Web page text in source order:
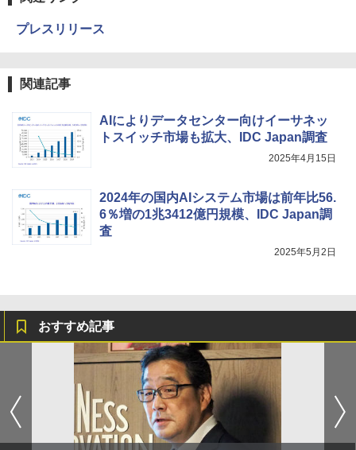
プレスリリース
関連記事
AIによりデータセンター向けイーサネッ
トスイッチ市場も拡大、IDC Japan調査
2025年4月15日
2024年の国内AIシステム市場は前年比56.
6％増の1兆3412億円規模、IDC Japan調
査
2025年5月2日
おすすめ記事